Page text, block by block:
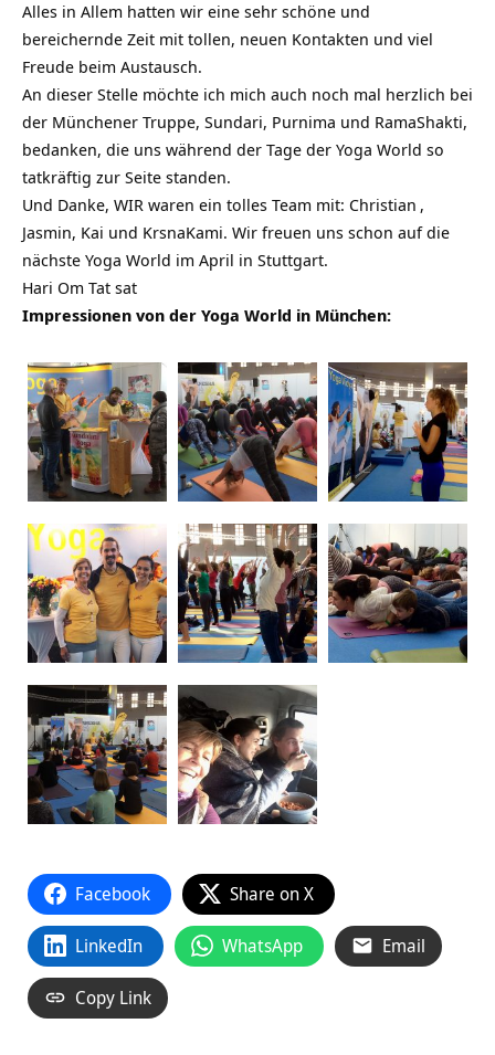
Alles in Allem hatten wir eine sehr schöne und
bereichernde Zeit mit tollen, neuen Kontakten und viel
Freude beim Austausch.
An dieser Stelle möchte ich mich auch noch mal herzlich bei
der Münchener Truppe, Sundari, Purnima und RamaShakti,
bedanken, die uns während der Tage der Yoga World so
tatkräftig zur Seite standen.
Und Danke, WIR waren ein tolles Team mit: Christian ,
Jasmin, Kai und KrsnaKami. Wir freuen uns schon auf die
nächste Yoga World im April in Stuttgart.
Hari Om Tat sat
Impressionen von der Yoga World in München:
Facebook Share on X
LinkedIn WhatsApp Email
Copy Link